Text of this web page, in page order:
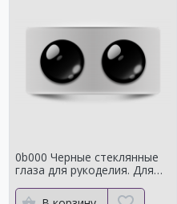
0b000 Черные стеклянные
глаза для рукоделия. Для